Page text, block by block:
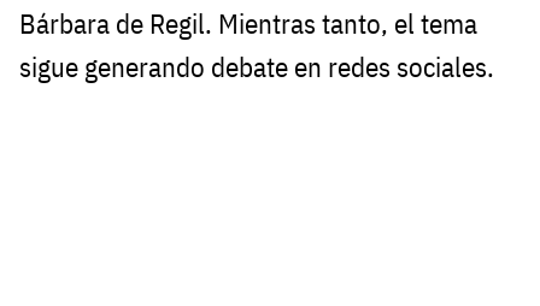
Bárbara de Regil. Mientras tanto, el tema
sigue generando debate en redes sociales.